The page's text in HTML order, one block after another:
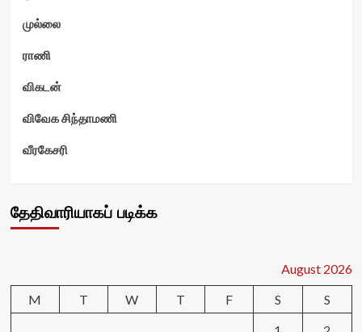
முல்லை
ராணி
விகடன்
விவேக சிந்தாமணி
வீரகேசரி
தேதிவாரியாகப் படிக்க
August 2026
M
T W T F S
S